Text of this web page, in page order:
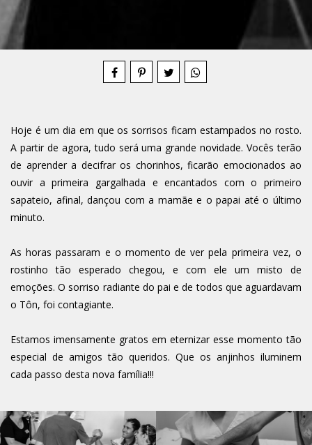
Hoje é um dia em que os sorrisos ficam estampados no rosto.
A partir de agora, tudo será uma grande novidade. Vocês terão
de aprender a decifrar os chorinhos, ficarão emocionados ao
ouvir a primeira gargalhada e encantados com o primeiro
sapateio, afinal, dançou com a mamãe e o papai até o último
minuto.
As horas passaram e o momento de ver pela primeira vez, o
rostinho tão esperado chegou, e com ele um misto de
emoções. O sorriso radiante do pai e de todos que aguardavam
o Tôn, foi contagiante.
Estamos imensamente gratos em eternizar esse momento tão
especial de amigos tão queridos. Que os anjinhos iluminem
cada passo desta nova família!!!